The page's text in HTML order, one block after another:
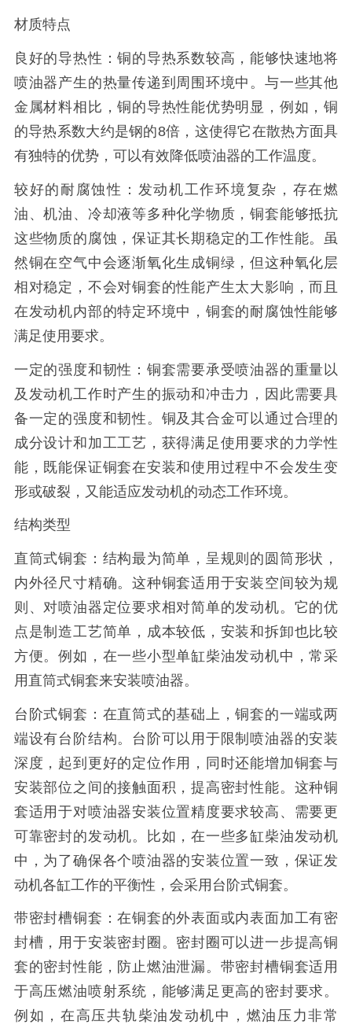
材质特点
良好的导热性：铜的导热系数较高，能够快速地将
喷油器产生的热量传递到周围环境中。与一些其他
金属材料相比，铜的导热性能优势明显，例如，铜
的导热系数大约是钢的8倍，这使得它在散热方面具
有独特的优势，可以有效降低喷油器的工作温度。
较好的耐腐蚀性：发动机工作环境复杂，存在燃
油、机油、冷却液等多种化学物质，铜套能够抵抗
这些物质的腐蚀，保证其长期稳定的工作性能。虽
然铜在空气中会逐渐氧化生成铜绿，但这种氧化层
相对稳定，不会对铜套的性能产生太大影响，而且
在发动机内部的特定环境中，铜套的耐腐蚀性能够
满足使用要求。
一定的强度和韧性：铜套需要承受喷油器的重量以
及发动机工作时产生的振动和冲击力，因此需要具
备一定的强度和韧性。铜及其合金可以通过合理的
成分设计和加工工艺，获得满足使用要求的力学性
能，既能保证铜套在安装和使用过程中不会发生变
形或破裂，又能适应发动机的动态工作环境。
结构类型
直筒式铜套：结构最为简单，呈规则的圆筒形状，
内外径尺寸精确。这种铜套适用于安装空间较为规
则、对喷油器定位要求相对简单的发动机。它的优
点是制造工艺简单，成本较低，安装和拆卸也比较
方便。例如，在一些小型单缸柴油发动机中，常采
用直筒式铜套来安装喷油器。
台阶式铜套：在直筒式的基础上，铜套的一端或两
端设有台阶结构。台阶可以用于限制喷油器的安装
深度，起到更好的定位作用，同时还能增加铜套与
安装部位之间的接触面积，提高密封性能。这种铜
套适用于对喷油器安装位置精度要求较高、需要更
可靠密封的发动机。比如，在一些多缸柴油发动机
中，为了确保各个喷油器的安装位置一致，保证发
动机各缸工作的平衡性，会采用台阶式铜套。
带密封槽铜套：在铜套的外表面或内表面加工有密
封槽，用于安装密封圈。密封圈可以进一步提高铜
套的密封性能，防止燃油泄漏。带密封槽铜套适用
于高压燃油喷射系统，能够满足更高的密封要求。
例如，在高压共轨柴油发动机中，燃油压力非常